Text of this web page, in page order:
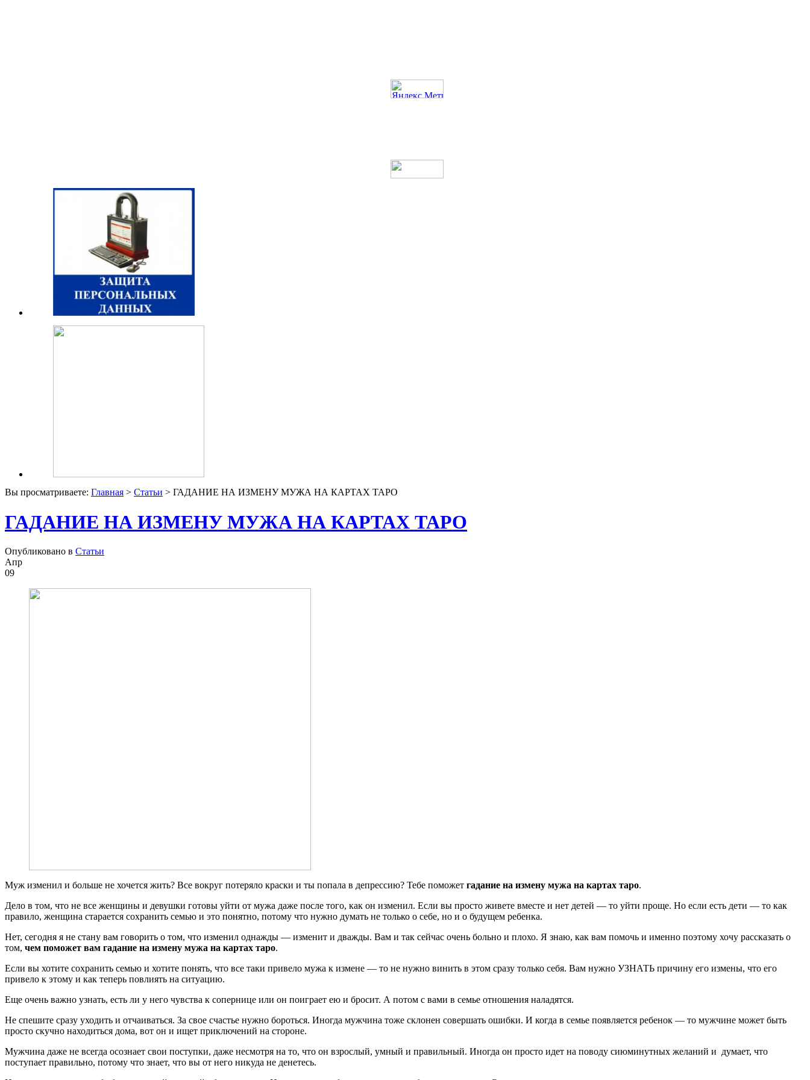
Вы просматриваете: Главная > Статьи > ГАДАНИЕ НА ИЗМЕНУ МУЖА НА КАРТАХ ТАРО
ГАДАНИЕ НА ИЗМЕНУ МУЖА НА КАРТАХ ТАРО
Опубликовано в Статьи
Апр
09
Муж изменил и больше не хочется жить? Все вокруг потеряло краски и ты попала в депрессию? Тебе поможет гадание на измену мужа на картах таро.
Дело в том, что не все женщины и девушки готовы уйти от мужа даже после того, как он изменил. Если вы просто живете вместе и нет детей — то уйти проще. Но если есть дети — то как
правило, женщина старается сохранить семью и это понятно, потому что нужно думать не только о себе, но и о будущем ребенка.
Нет, сегодня я не стану вам говорить о том, что изменил однажды — изменит и дважды. Вам и так сейчас очень больно и плохо. Я знаю, как вам помочь и именно поэтому хочу рассказать о
том, чем поможет вам гадание на измену мужа на картах таро.
Если вы хотите сохранить семью и хотите понять, что все таки привело мужа к измене — то не нужно винить в этом сразу только себя. Вам нужно УЗНАТЬ причину его измены, что его
привело к этому и как теперь повлиять на ситуацию.
Еще очень важно узнать, есть ли у него чувства к сопернице или он поиграет ею и бросит. А потом с вами в семье отношения наладятся.
Не спешите сразу уходить и отчаиваться. За свое счастье нужно бороться. Иногда мужчина тоже склонен совершать ошибки. И когда в семье появляется ребенок — то мужчине может быть
просто скучно находиться дома, вот он и ищет приключений на стороне.
Мужчина даже не всегда осознает свои поступки, даже несмотря на то, что он взрослый, умный и правильный. Иногда он просто идет на поводу сиюминутных желаний и думает, что
поступает правильно, потому что знает, что вы от него никуда не денетесь.